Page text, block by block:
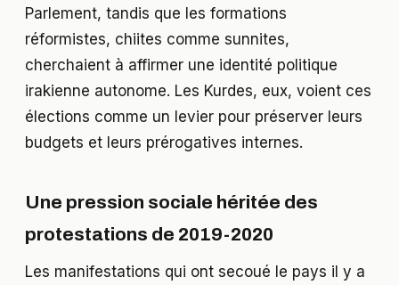
Parlement, tandis que les formations
réformistes, chiites comme sunnites,
cherchaient à affirmer une identité politique
irakienne autonome. Les Kurdes, eux, voient ces
élections comme un levier pour préserver leurs
budgets et leurs prérogatives internes.
Une pression sociale héritée des
protestations de 2019-2020
Les manifestations qui ont secoué le pays il y a